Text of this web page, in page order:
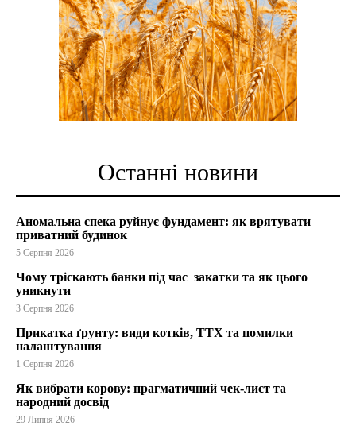
Останні новини
Аномальна спека руйнує фундамент: як врятувати
приватний будинок
5 Серпня 2026
Чому тріскають банки під час закатки та як цього
уникнути
3 Серпня 2026
Прикатка ґрунту: види котків, ТТХ та помилки
налаштування
1 Серпня 2026
Як вибрати корову: прагматичний чек-лист та
народний досвід
29 Липня 2026